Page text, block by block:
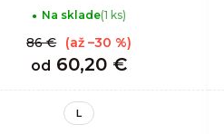
Na sklade(1 ks)
od 60,20 €
86 € (až –30 %)
L